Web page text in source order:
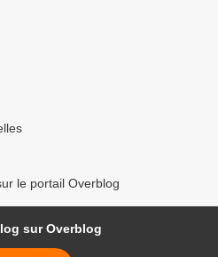
le portail Overblog
sur Overblog